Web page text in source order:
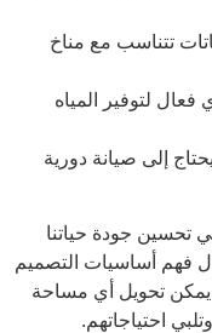
تتناسب مع مناخ
لتوفير المياه
إلى صيانة دورية
تحسين جودة حياتنا
فهم أساسيات التصميم
يمكن تحويل أي مساحة
احتياجاتهم.